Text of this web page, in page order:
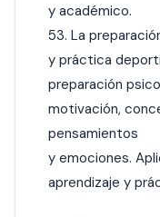
y académico.
53. La
y práctica
preparación
motivación,
pensamientos
y emociones.
aprendizaje y